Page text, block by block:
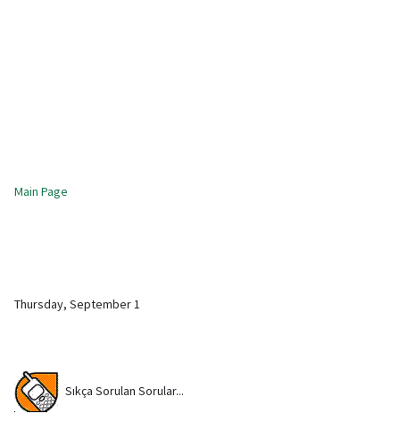
Main Page
Thursday, September 1
Sıkça Sorulan Sorular...